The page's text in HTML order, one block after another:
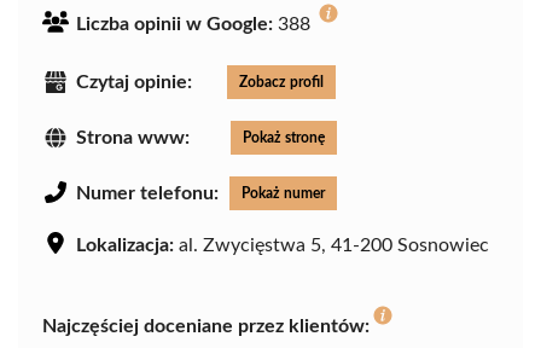
Liczba opinii w Google: 388
Czytaj opinie: Zobacz profil
Strona www: Pokaż stronę
Numer telefonu: Pokaż numer
Lokalizacja: al. Zwycięstwa 5, 41-200 Sosnowiec
Najczęściej doceniane przez klientów: